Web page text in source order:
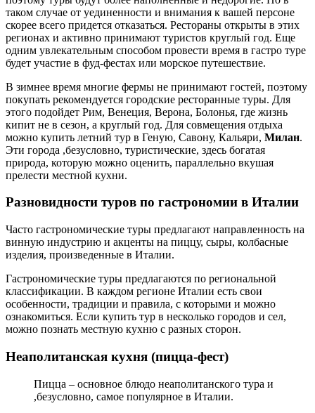
таком случае от уединенности и внимания к вашей персоне
скорее всего придется отказаться. Рестораны открыты в этих
регионах и активно принимают туристов круглый год. Еще
одним увлекательным способом провести время в гастро туре
будет участие в фуд-фестах или морское путешествие.
В зимнее время многие фермы не принимают гостей, поэтому
покупать рекомендуется городские ресторанные туры. Для
этого подойдет Рим, Венеция, Верона, Болонья, где жизнь
кипит не в сезон, а круглый год. Для совмещения отдыха
можно купить летний тур в Геную, Савону, Кальяри, Милан.
Эти города ,безусловно, туристические, здесь богатая
природа, которую можно оценить, параллельно вкушая
прелести местной кухни.
Разновидности туров по гастрономии в Италии
Часто гастрономические туры предлагают направленность на
винную индустрию и акценты на пиццу, сыры, колбасные
изделия, произведенные в Италии.
Гастрономические туры предлагаются по региональной
классификации. В каждом регионе Италии есть свои
особенности, традиции и правила, с которыми и можно
ознакомиться. Если купить тур в несколько городов и сел,
можно познать местную кухню с разных сторон.
Неаполитанская кухня (пицца-фест)
Пицца – основное блюдо неаполитанского тура и
,безусловно, самое популярное в Италии.